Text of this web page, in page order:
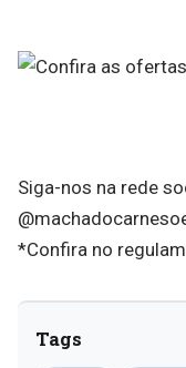
Siga-nos na rede
*Confira no
Tags